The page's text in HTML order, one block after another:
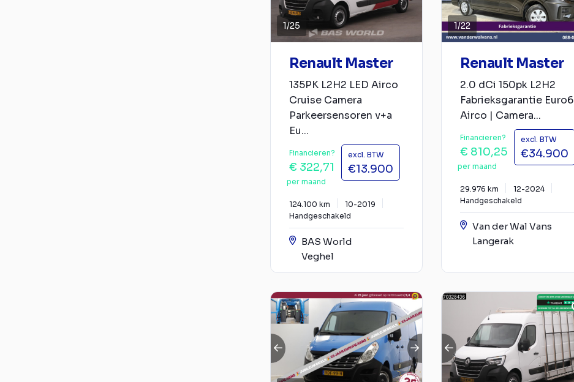
1/25
Renault Master
135PK L2H2 LED Airco
Cruise Camera
Parkeersensoren v+a
Eu...
Financieren?
€ 322,71
per maand
excl. BTW
€13.900
124.100 km
10-2019
Handgeschakeld
BAS World
Veghel
1/22
Renault Master
2.0 dCi 150pk L2H2
Fabrieksgarantie Euro6
Airco | Camera...
Financieren?
€ 810,25
per maand
excl. BTW
€34.900
29.976 km
12-2024
Handgeschakeld
Van der Wal Vans
Langerak